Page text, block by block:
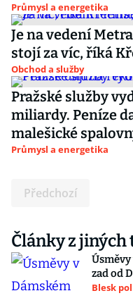
Průmysl a energetika
Je na vedení
stojí za víc, říká
Obchod a služby
Pražské služby
miliardy. Peníze
malešické
Průmysl a energetika
Předchozí
Články z
zad od
Blesk